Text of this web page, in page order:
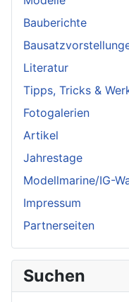
Bauberichte
Literatur
Tipps, Tricks &
Fotogalerien
Artikel
Jahrestage
Modellmarine/IG-
Impressum
Partnerseiten
Suchen